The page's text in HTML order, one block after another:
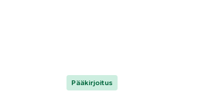
Kategoriat:
Pääkirjoitus